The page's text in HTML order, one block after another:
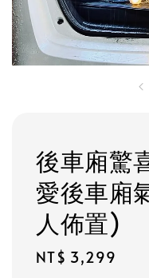
後車廂驚
愛後車廂
人佈置)
Regular
NT$ 3,299